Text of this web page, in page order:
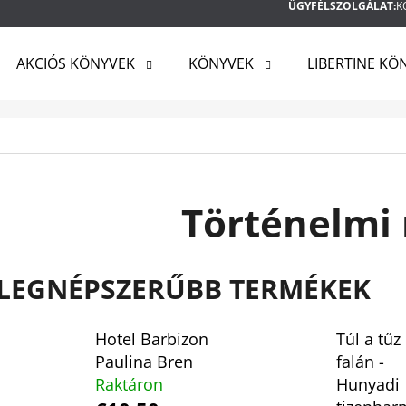
ÜGYFÉLSZOLGÁLAT:
AKCIÓS KÖNYVEK KÖNYVEK LIBERTINE
Történelmi
TERMÉKEK
Hotel Barbizon
Paulina Bren
Raktáron
Túl a tűz
falán -
Hunyadi
AJÁNLJUK